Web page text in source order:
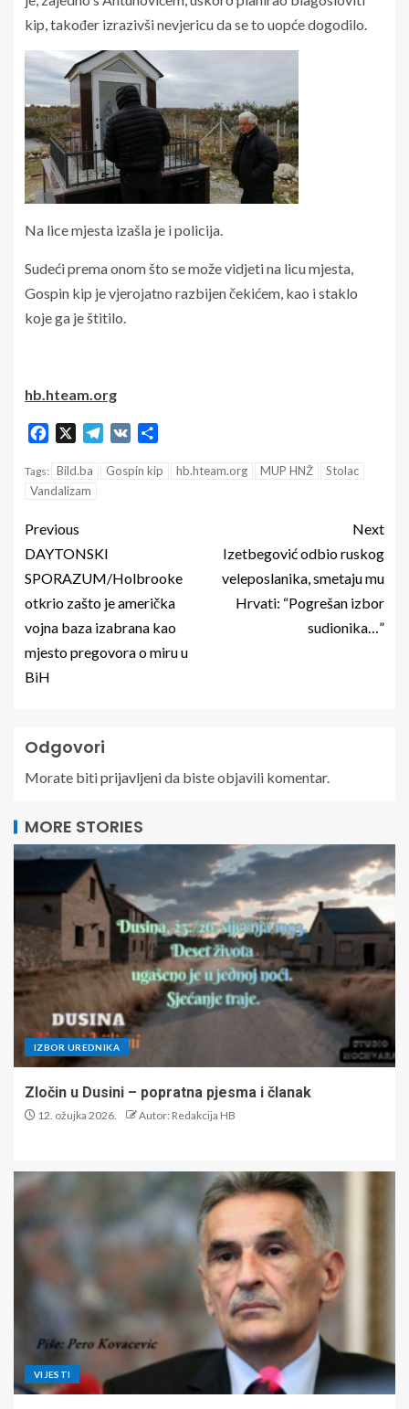
kip, također izrazivši nevjericu da se to uopće dogodilo.
Na lice mjesta izašla je i policija.
Sudeći prema onom što se može vidjeti na licu mjesta,
Gospin kip je vjerojatno razbijen čekićem, kao i staklo
koje ga je štitilo.
hb.hteam.org
Facebook Telegram
VK
Tags: Bild.ba Gospin kip hb.hteam.org MUP HNŽ
Stolac
Vandalizam
Previous
DAYTONSKI
SPORAZUM/Holbrooke
otkrio zašto je američka
vojna baza izabrana kao
mjesto pregovora o miru u
BiH
Next
Izetbegović odbio ruskog
veleposlanika, smetaju mu
Hrvati: “Pogrešan izbor
sudionika…”
Odgovori
Morate bitiprijavljenida biste objavili komentar.
MORE STORIES
IZBOR UREDNIKA
Zločin u Dusini – popratna pjesma i članak
12. ožujka 2026. Autor: Redakcija HB
VIJESTI